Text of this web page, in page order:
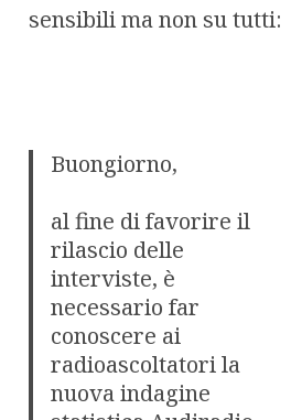
sensibili ma non su tutti:
Buongiorno,
al fine di favorire il
rilascio delle
interviste, è
necessario far
conoscere ai
radioascoltatori la
nuova indagine